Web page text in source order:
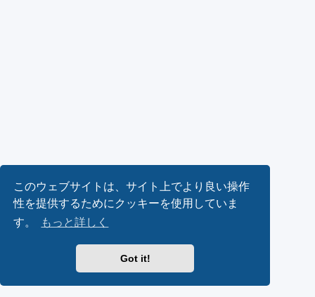
このウェブサイトは、サイト上でより良い操作
性を提供するためにクッキーを使用していま
す。
もっと詳しく
Got it!